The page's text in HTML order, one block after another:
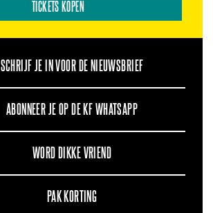
TICKETS KOPEN
SCHRIJF JE IN VOOR DE NIEUWSBRIEF
ABONNEER JE OP DE KF WHATSAPP
WORD DIKKE VRIEND
PAK KORTING